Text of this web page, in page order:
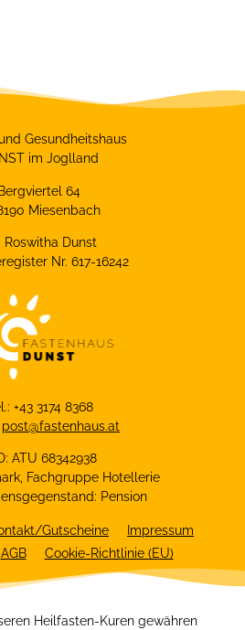
Gesundheitshaus
im Joglland
Bergviertel 64
Miesenbach
Roswitha Dunst
Nr. 617-16242
+43 3174 8368
post@fastenhaus.at
ATU 68342938
Fachgruppe Hotellerie
Pension
Gutscheine
Impressum
AGB Cookie-Richtlinie (EU)
Heilfasten-Kuren gewähren